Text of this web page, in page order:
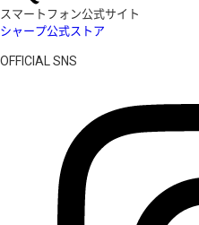
スマートフォン公式サイト
シャープ公式ストア
OFFICIAL SNS